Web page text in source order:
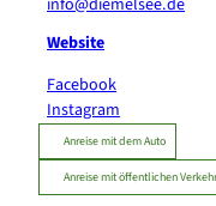
info@diemelsee.de
Website
Facebook
Instagram
Anreise mit dem Auto
Anreise mit öffentlichen